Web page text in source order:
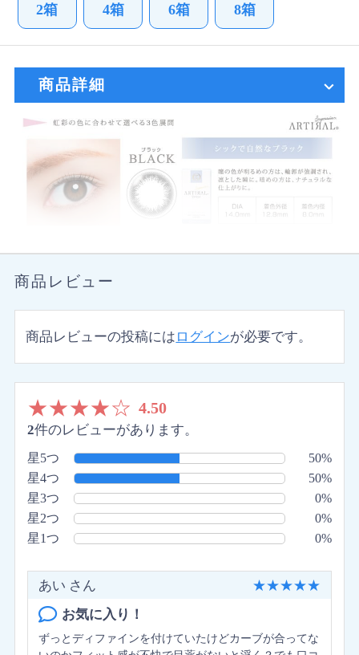
2箱 4箱 6箱 8箱
商品詳細
商品レビュー
商品レビューの投稿には ログインが必要です。
★★★★☆ 4.50
2件のレビューがあります。
星5つ
50%
星4つ
50%
星3つ
0%
星2つ
0%
星1つ
0%
あい さん ★★★★★
お気に入り！
ずっとディファインを付けていたけどカーブが合ってな